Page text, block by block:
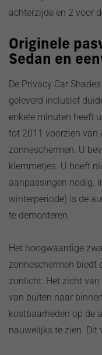
achterzijde en 2 voor
Originele
Sedan en
De Privacy Car
geleverd inclusief
enkele minuten heeft
tot 2011 voorzien van
zonneschermen. U
klemmetjes. U hoeft
aanpassingen nodig.
winterperiode) is de
te demonteren.
Het hoogwaardige
zonneschermen biedt
zonlicht. Het zicht
van buiten naar
kostbaarheden op de
nauwelijks te zien. Dit